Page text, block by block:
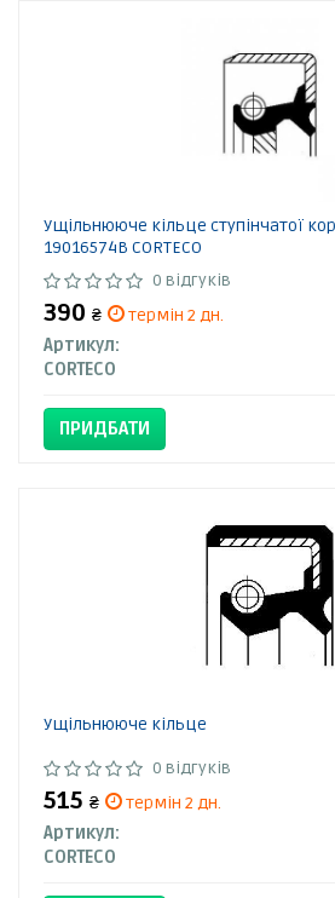
Ущільнююче кільце ступінчатої
19016574B CORTECO
0 відгуків
390 ₴
термін 2 дн.
Артикул:
CORTECO
ПРИДБАТИ
Ущільнююче кільце
0 відгуків
515 ₴
термін 2 дн.
Артикул:
CORTECO